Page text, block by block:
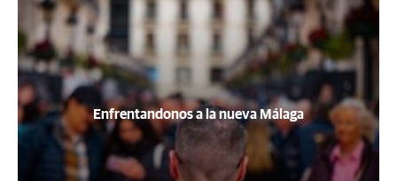
Enfrentandonos a la nueva Málaga